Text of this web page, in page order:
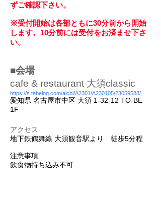
ずご確認下さい。
※受付開始は各部ともに30分前から開始
します。10分前には受付をお済ませ下さ
い。
​■会場
cafe & restaurant 大須classic
https://s.tabelog.com/aichi/A2301/A230105/23059588/
愛知県 名古屋市中区 大須 1-32-12 TO-BE
1F
アクセス
​地下鉄鶴舞線 大須観音駅より 徒歩5分程
注意事項
​飲食物持ち込み不可